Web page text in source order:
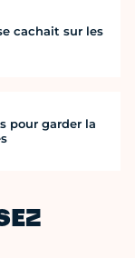
cachait sur les
pour garder la